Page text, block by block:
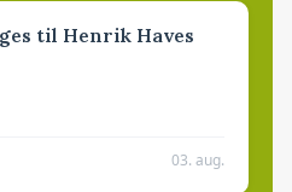
til Henrik Haves
03. aug.